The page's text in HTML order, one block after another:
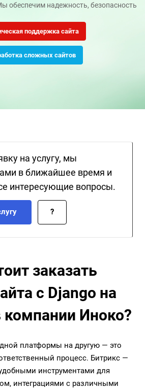
обеспечим надежность, безопасность
поддержка сайта
сложных сайтов
на услугу, мы
в ближайшее время и
интересующие вопросы.
?
заказать
с Django на
компании Иноко?
платформы на другую — это
процесс. Битрикс —
инструментами для
интеграциями с различными